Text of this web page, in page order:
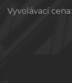
Vyvolávací cena: